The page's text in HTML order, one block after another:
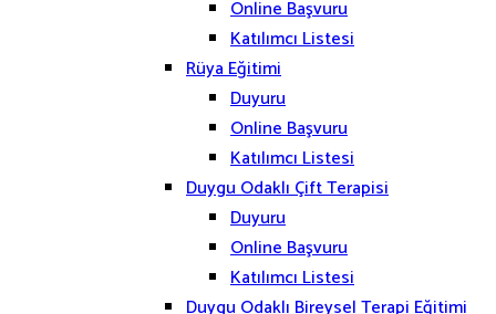
Online Başvuru
Katılımcı Listesi
Rüya Eğitimi
Duyuru
Online Başvuru
Katılımcı Listesi
Duygu Odaklı Çift Terapisi
Duyuru
Online Başvuru
Katılımcı Listesi
Duygu Odaklı Bireysel Terapi Eğitimi